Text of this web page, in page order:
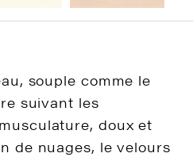
souple comme le
suivant les
doux et
de nuages, le velours